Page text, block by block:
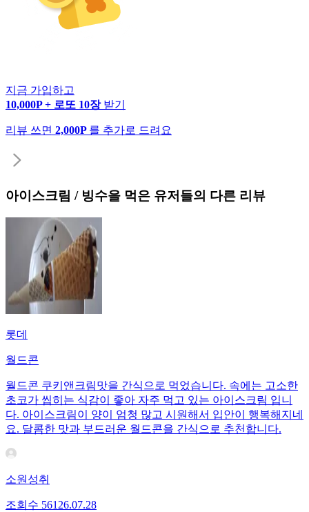
지금 가입하고
10,000P + 로또 10장 받기
리뷰 쓰면 2,000P 를 추가로 드려요
아이스크림 / 빙수을 먹은 유저들의 다른 리뷰
롯데
월드콘
월드콘 쿠키앤크림맛을 간식으로 먹었습니다. 속에는 고소한
초코가 씹히는 식감이 좋아 자주 먹고 있는 아이스크림 입니
다. 아이스크림이 양이 엄청 많고 시원해서 입안이 행복해지네
요. 달콤한 맛과 부드러운 월드콘을 간식으로 추천합니다.
소원성취
조회수 561 26.07.28